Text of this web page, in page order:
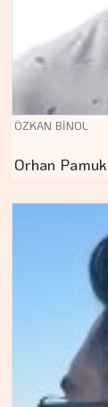
ÖZKAN BİNOL
Orhan